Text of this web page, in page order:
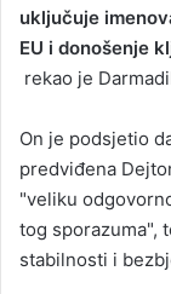
uključuje
EU i donošenje
rekao je
On je podsjetio
predviđena
"veliku
tog sporazuma",
stabilnosti i